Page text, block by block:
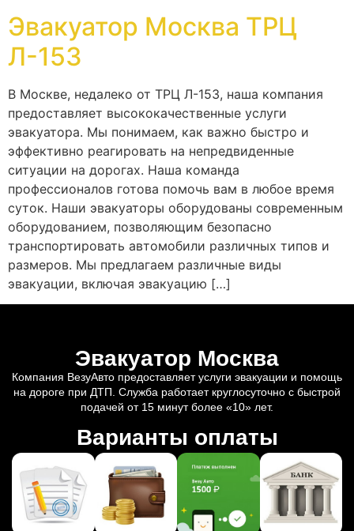
Эвакуатор Москва ТРЦ
Л-153
В Москве, недалеко от ТРЦ Л-153, наша компания
предоставляет высококачественные услуги
эвакуатора. Мы понимаем, как важно быстро и
эффективно реагировать на непредвиденные
ситуации на дорогах. Наша команда
профессионалов готова помочь вам в любое время
суток. Наши эвакуаторы оборудованы современным
оборудованием, позволяющим безопасно
транспортировать автомобили различных типов и
размеров. Мы предлагаем различные виды
эвакуации, включая эвакуацию […]
Эвакуатор Москва
Компания ВезуАвто предоставляет услуги эвакуации и помощь
на дороге при ДТП. Служба работает круглосуточно с быстрой
подачей от 15 минут более «10» лет.
Варианты оплаты